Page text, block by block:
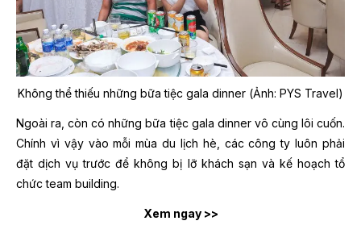
Không thể thiếu những bữa tiệc gala dinner (Ảnh: PYS Travel)
Ngoài ra, còn có những bữa tiệc gala dinner vô cùng lôi cuốn.
Chính vì vậy vào mỗi mùa du lịch hè, các công ty luôn phải
đặt dịch vụ trước để không bị lỡ khách sạn và kế hoạch tổ
chức team building.
Xem ngay >>